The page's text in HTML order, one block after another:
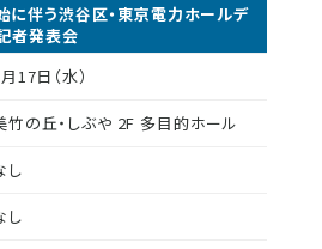
に伴う渋谷区・東京電力ホールデ
者発表会
17日（水）
竹の丘・しぶや 2F 多目的ホール
し
し